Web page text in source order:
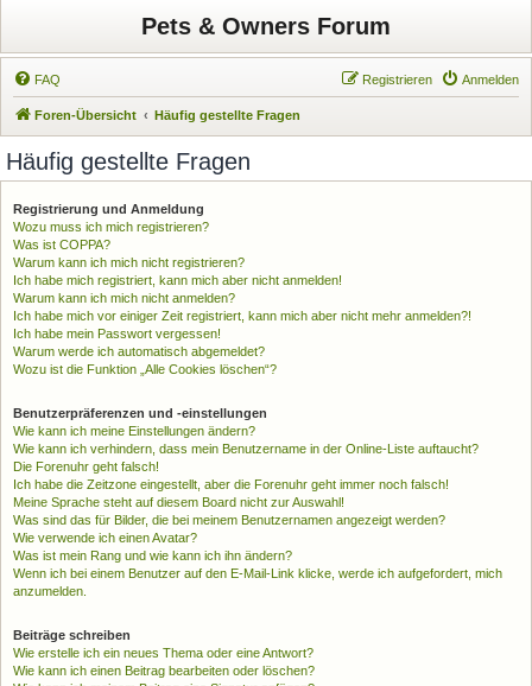
Pets & Owners Forum
FAQ Anmelden
Registrieren
Foren-Übersicht Häufig gestellte Fragen
Häufig gestellte Fragen
Registrierung und Anmeldung
Wozu muss ich mich registrieren?
Was ist COPPA?
Warum kann ich mich nicht registrieren?
Ich habe mich registriert, kann mich aber nicht anmelden!
Warum kann ich mich nicht anmelden?
Ich habe mich vor einiger Zeit registriert, kann mich aber nicht mehr anmelden?!
Ich habe mein Passwort vergessen!
Warum werde ich automatisch abgemeldet?
Wozu ist die Funktion „Alle Cookies löschen“?
Benutzerpräferenzen und -einstellungen
Wie kann ich meine Einstellungen ändern?
Wie kann ich verhindern, dass mein Benutzername in der Online-Liste auftaucht?
Die Forenuhr geht falsch!
Ich habe die Zeitzone eingestellt, aber die Forenuhr geht immer noch falsch!
Meine Sprache steht auf diesem Board nicht zur Auswahl!
Was sind das für Bilder, die bei meinem Benutzernamen angezeigt werden?
Wie verwende ich einen Avatar?
Was ist mein Rang und wie kann ich ihn ändern?
Wenn ich bei einem Benutzer auf den E-Mail-Link klicke, werde ich aufgefordert, mich
anzumelden.
Beiträge schreiben
Wie erstelle ich ein neues Thema oder eine Antwort?
Wie kann ich einen Beitrag bearbeiten oder löschen?